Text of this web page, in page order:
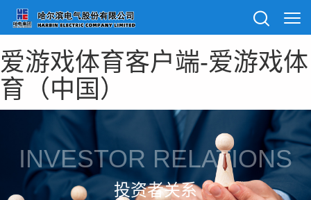
爱游戏体育客户端-爱游戏体
育（中国）
INVESTOR RELATIONS
投资者关系